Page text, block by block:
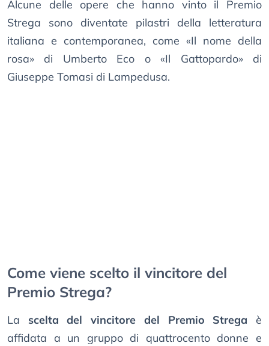
Alcune delle opere che hanno vinto il Premio
Strega sono diventate pilastri della letteratura
italiana e contemporanea, come «Il nome della
rosa» di Umberto Eco o «Il Gattopardo» di
Giuseppe Tomasi di Lampedusa.
Come viene scelto il vincitore del
Premio Strega?
La scelta del vincitore del Premio Strega è
affidata a un gruppo di quattrocento donne e